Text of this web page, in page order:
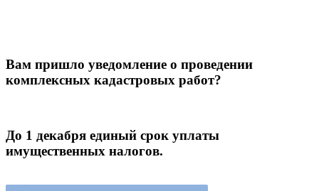
Вам пришло уведомление о проведении
комплексных кадастровых работ?
До 1 декабря единый срок уплаты
имущественных налогов.